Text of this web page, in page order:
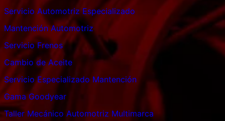
Servicio Automotriz Especializado
Mantención Automotriz
Servicio Frenos
Cambio de Aceite
Servicio Especializado Mantención
Gama Goodyear
Taller Mecánico Automotriz Multimarca